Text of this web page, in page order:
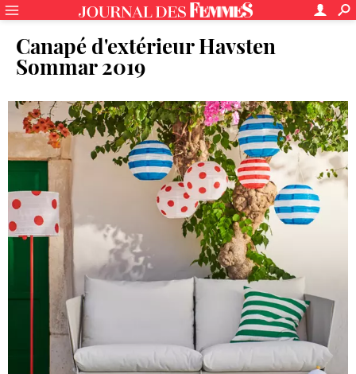
Canapé d'extérieur Havsten
Sommar 2019